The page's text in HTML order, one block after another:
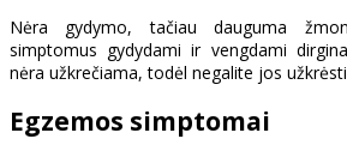
Nėra gydymo, tačiau dauguma
simptomus gydydami ir vengdami
nėra užkrečiama, todėl negalite jos
Egzemos simptomai